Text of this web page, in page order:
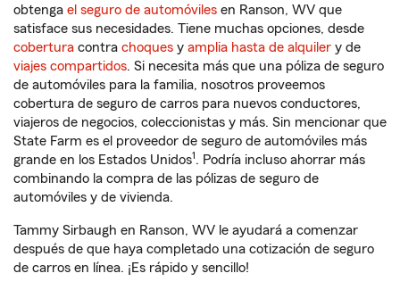
obtenga el seguro de automóviles en Ranson, WV que
satisface sus necesidades. Tiene muchas opciones, desde
cobertura contra choques y amplia hasta de alquiler y de
viajes compartidos. Si necesita más que una póliza de seguro
de automóviles para la familia, nosotros proveemos
cobertura de seguro de carros para nuevos conductores,
viajeros de negocios, coleccionistas y más. Sin mencionar que
State Farm es el proveedor de seguro de automóviles más
grande en los Estados Unidos1. Podría incluso ahorrar más
combinando la compra de las pólizas de seguro de
automóviles y de vivienda.
Tammy Sirbaugh en Ranson, WV le ayudará a comenzar
después de que haya completado una cotización de seguro
de carros en línea. ¡Es rápido y sencillo!